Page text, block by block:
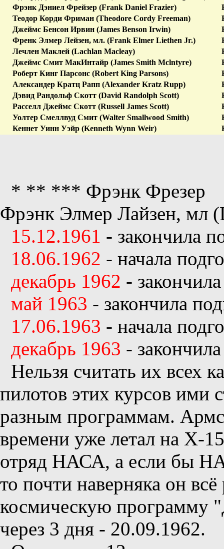
Фрэнк Дэниел Фрейзер (Frank Daniel Frazier)
Теодор Корди Фриман (Theodore Cordy Freeman)
Джеймс Бенсон Ирвин (James Benson Irwin)
Френк Элмер Лейзен, мл. (Frank Elmer Liethen Jr.)
Лечлен Маклей (Lachlan Macleay)
Джеймс Смит МакИнтайр (James Smith Mclntyre)
Роберт Кинг Парсонс (Robert King Parsons)
Александер Кратц Рапп (Alexander Kratz Rupp)
Дэвид Рандольф Скотт (David Randolph Scott)
Расселл Джеймс Скотт (Russell James Scott)
Уолтер Смеллвуд Смит (Walter Smallwood Smith)
Кеннет Уинн Уэйр (Kenneth Wynn Weir)
* ** *** Фрэнк Фрезер
Фрэнк Элмер Лайзен, мл
15.12.1961 - закончила
18.06.1962 - начала
декабрь 1962 -
май 1963 - закончила
17.06.1963 - начала
декабрь 1963 -
Нельзя считать их всех
пилотов этих курсов ими
разным программам.
времени уже летал на Х-
отряд НАСА, а если бы
то почти наверняка он
космическую программу
через 3 дня - 20.09.1962.